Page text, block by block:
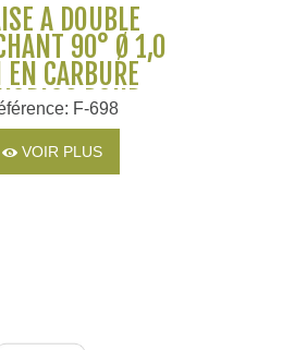
À DOUBLE
90° Ø 1,0
EN CARBURE
POUR
SILCA ET
JMA
F-698
VOIR PLUS